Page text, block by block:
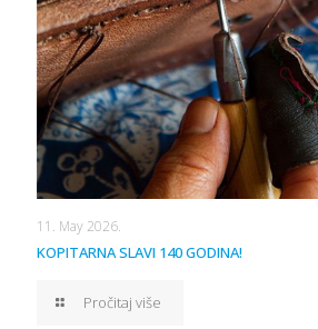
11. May 2026.
KOPITARNA SLAVI 140 GODINA!
Pročitaj više